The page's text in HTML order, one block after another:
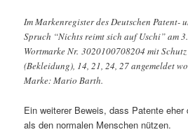
Im Markenregister des Deutschen Patent-
Spruch “Nichts reimt sich auf Uschi” am
Wortmarke Nr. 3020100708204 mit
(Bekleidung), 14, 21, 24, 27 angemeldet
Marke: Mario Barth.
Ein weiterer Beweis, dass Patente eher
als den normalen Menschen nützen.